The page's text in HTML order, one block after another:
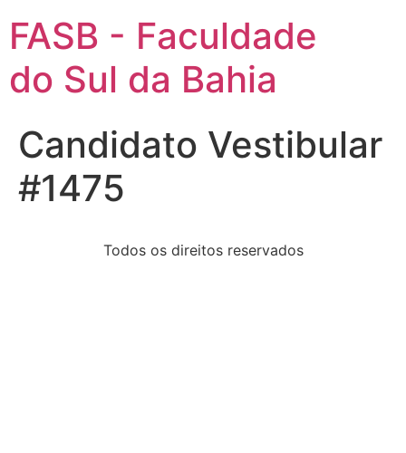
FASB - Faculdade
do Sul da Bahia
Candidato Vestibular
#1475
Todos os direitos reservados